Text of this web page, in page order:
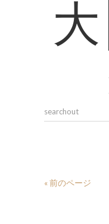
大阪の美容外科の情報を聞い
searchout
« 前のページ